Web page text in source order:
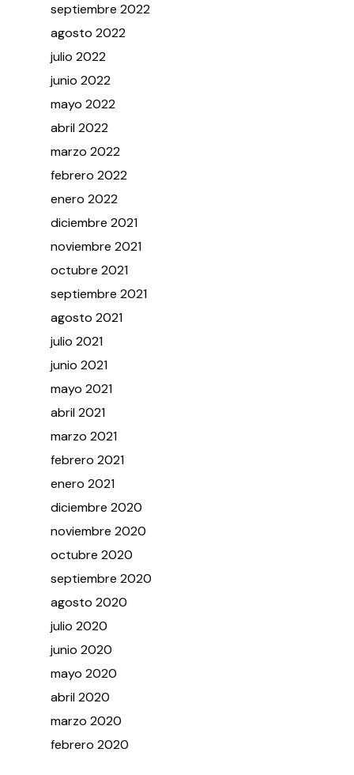
septiembre2022
agosto2022
julio2022
junio2022
mayo2022
abril2022
marzo2022
febrero2022
enero2022
diciembre2021
noviembre2021
octubre2021
septiembre2021
agosto2021
julio2021
junio2021
mayo2021
abril2021
marzo2021
febrero2021
enero2021
diciembre2020
noviembre2020
octubre2020
septiembre2020
agosto2020
julio2020
junio2020
mayo2020
abril2020
marzo2020
febrero2020